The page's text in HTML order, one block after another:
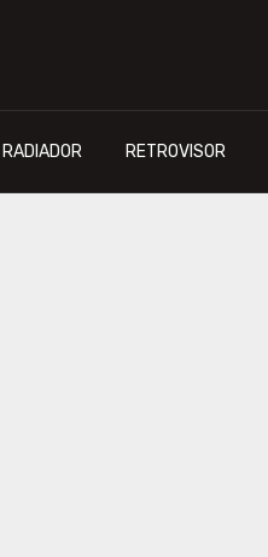
RADIADOR RETROVISOR